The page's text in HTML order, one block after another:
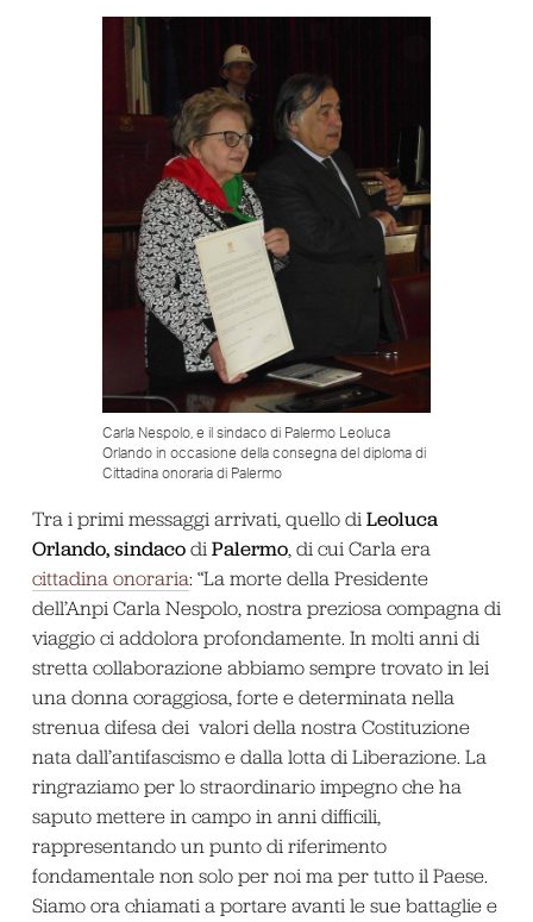
Carla Nespolo, e il sindaco di Palermo Leoluca
Orlando in occasione della consegna del diploma di
Cittadina onoraria di Palermo
Tra i primi messaggi arrivati, quello di Leoluca
Orlando, sindacodi Palermo, di cui Carla era
cittadina onoraria: “La morte della Presidente
dell’Anpi Carla Nespolo, nostra preziosa compagna di
viaggio ci addolora profondamente. In molti anni di
stretta collaborazione abbiamo sempre trovato in lei
una donna coraggiosa, forte e determinata nella
strenua difesa dei valori della nostra Costituzione
nata dall’antifascismo e dalla lotta di Liberazione. La
ringraziamo per lo straordinario impegno che ha
saputo mettere in campo in anni difficili,
rappresentando un punto di riferimento
fondamentale non solo per noi ma per tutto il Paese.
Siamo ora chiamati a portare avanti le sue battaglie e